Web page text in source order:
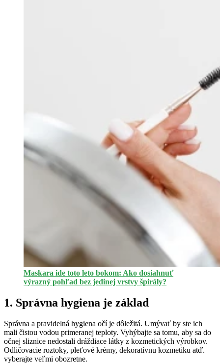
Maskara ide toto leto bokom: Ako dosiahnuť
výrazný pohľad bez jedinej vrstvy špirály?
1. Správna hygiena je základ
Správna a pravidelná hygiena očí je dôležitá. Umývať by ste ich
mali čistou vodou primeranej teploty. Vyhýbajte sa tomu, aby sa do
očnej sliznice nedostali dráždiace látky z kozmetických výrobkov.
Odličovacie roztoky, pleťové krémy, dekoratívnu kozmetiku atď.
vyberajte veľmi obozretne.